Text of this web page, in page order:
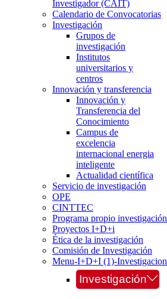
Investigador (CAIT)
Calendario de Convocatorias
Investigación
Grupos de
investigación
Institutos
universitarios y
centros
Innovación y transferencia
Innovación y
Transferencia del
Conocimiento
Campus de
excelencia
internacional energia
inteligente
Actualidad científica
Servicio de investigación
OPE
CINTTEC
Programa propio investigación
Proyectos I+D+i
Ética de la investigación
Comisión de Investigación
Menu-I+D+I (1)-Investigacion
Investigación